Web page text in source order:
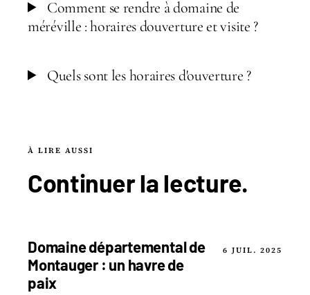
Comment se rendre à domaine de
méréville : horaires douverture et visite ?
Quels sont les horaires d'ouverture ?
À LIRE AUSSI
Continuer lalecture.
Domaine départemental de
Montauger : un havre de
paix
6 JUIL. 2025